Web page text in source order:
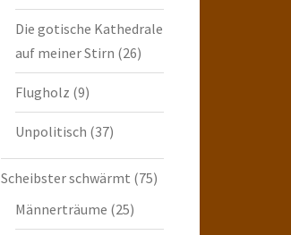
Die gotische Kathedrale
auf meiner Stirn (26)
Flugholz (9)
Unpolitisch (37)
Scheibster schwärmt (75)
Männerträume (25)